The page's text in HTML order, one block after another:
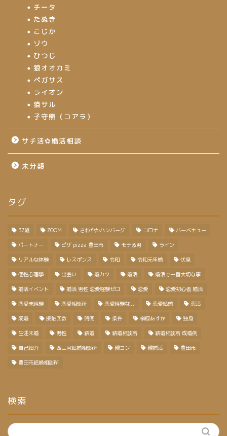
チータ
たぬき
こじか
ゾウ
ひつじ
狼オオカミ
ペガサス
ライオン
猿サル
子守熊（コアラ）
サチ活✿婚活相談
未分類
タグ
37歳 ZOOM さわやかハンバーグ コロナ バーベキュー
パートナー ピザ pizza 豊田市 モテる男 ライン
リアルな体験 レスポンス 令和 令和元年婚 伏見
個性心理學 出会い 婚カツ 婚活 婚活で一番大切な事
婚活イベント 婚活 男性 恋愛経験ゼロ 恋愛 恋愛初心者 婚活
恋愛未経験 恋愛相談所 恋愛経験なし 恋愛結婚 恋活
成婚 接触回数 時間 条件 榊原あすか 独身
生涯未婚 男性 結婚 結婚相談所 結婚相談所 成婚例
自己紹介 西三河結婚相談所 親コン 親婚活 豊田市
豊田市結婚相談所
検索